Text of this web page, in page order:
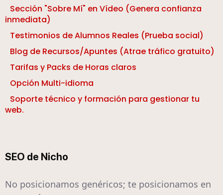
Sección "Sobre Mí" en Vídeo (Genera confianza
inmediata)
Testimonios de Alumnos Reales (Prueba social)
Blog de Recursos/Apuntes (Atrae tráfico gratuito)
Tarifas y Packs de Horas claros
Opción Multi-idioma
Soporte técnico y formación para gestionar tu
web.
SEO de Nicho
No posicionamos genéricos; te posicionamos en